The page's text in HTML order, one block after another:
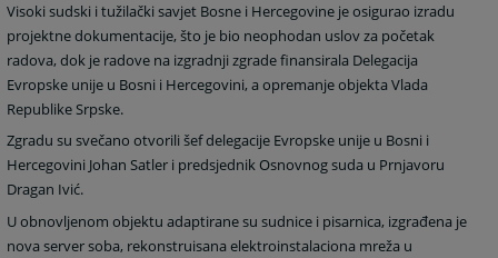
Visoki sudski i tužilački savjet Bosne i Hercegovine je osigurao izradu
projektne dokumentacije, što je bio neophodan uslov za početak
radova, dok je radove na izgradnji zgrade finansirala Delegacija
Evropske unije u Bosni i Hercegovini, a opremanje objekta Vlada
Republike Srpske.
Zgradu su svečano otvorili šef delegacije Evropske unije u Bosni i
Hercegovini Johan Satler i predsjednik Osnovnog suda u Prnjavoru
Dragan Ivić.
U obnovljenom objektu adaptirane su sudnice i pisarnica, izgrađena je
nova server soba, rekonstruisana elektroinstalaciona mreža u